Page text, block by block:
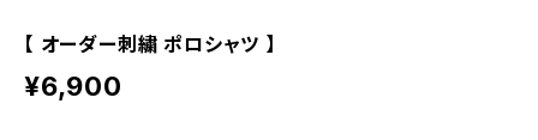
【 オーダー刺繍 ポロシャツ 】
¥6,900